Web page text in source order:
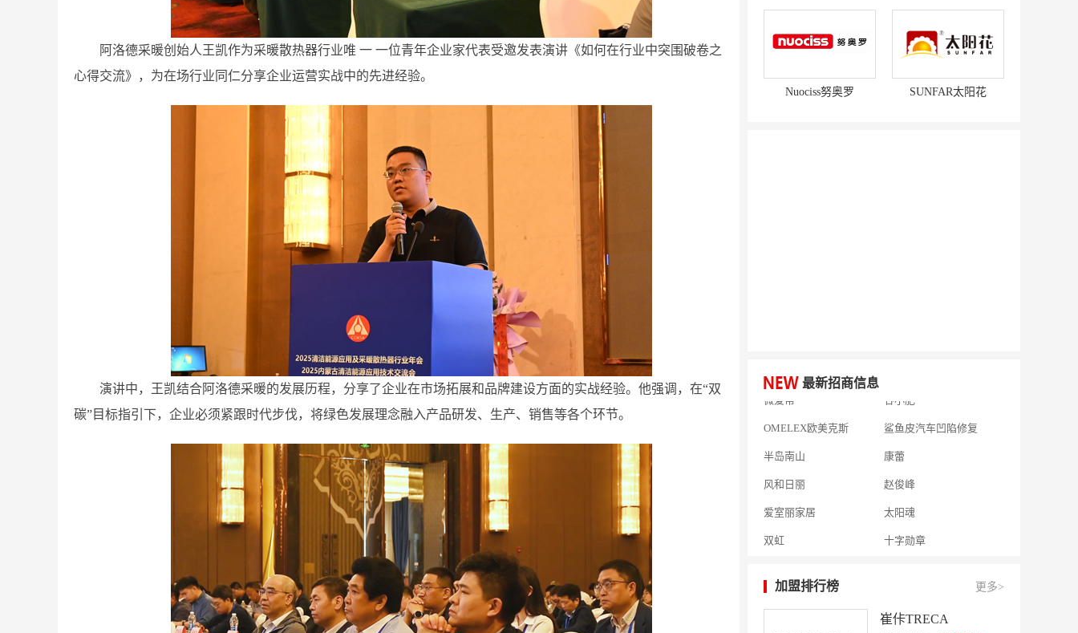
阿洛德采暖创始人王凯作为采暖散热器行业唯 一 一位青年企业家代表受邀发表演讲《如何在行业中突围破卷之
心得交流》，为在场行业同仁分享企业运营实战中的先进经验。
演讲中，王凯结合阿洛德采暖的发展历程，分享了企业在市场拓展和品牌建设方面的实战经验。他强调，在“双
碳”目标指引下，企业必须紧跟时代步伐，将绿色发展理念融入产品研发、生产、销售等各个环节。
Nuociss努奥罗 SUNFAR太阳花
最新招商信息
OMELEX欧美克斯 鲨鱼皮汽车凹陷修复
半岛南山 康蕾
风和日丽 赵俊峰
爱室丽家居 太阳魂
双虹 十字勋章
洁速雅康 每味煲煲
七夜猫成人情趣用品
降龙爪爪
加盟排行榜 更多>
崔佧TRECA